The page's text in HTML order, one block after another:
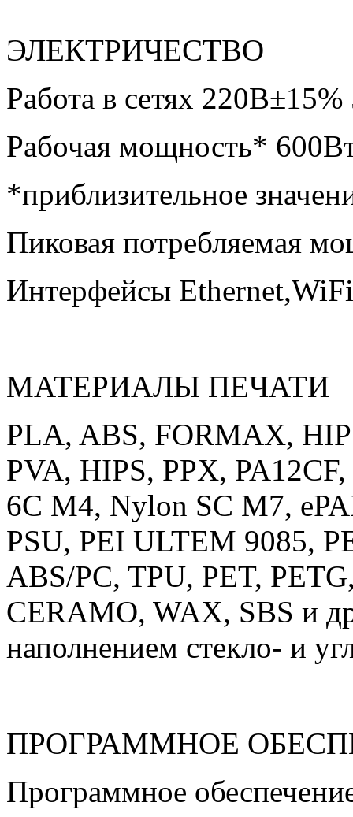
ЭЛЕКТРИЧЕСТВО
Работа в сетях
Рабочая мощность*
*приблизительное
Пиковая потребляемая
Интерфейсы
МАТЕРИАЛЫ ПЕЧАТИ
PLA, ABS, FORMAX,
PVA, HIPS, PPX,
6C M4, Nylon SC M7,
PSU, PEI ULTEM 9085,
ABS/PC, TPU, PET,
CERAMO, WAX, SBS и
наполнением стекло- и
ПРОГРАММНОЕ
Программное